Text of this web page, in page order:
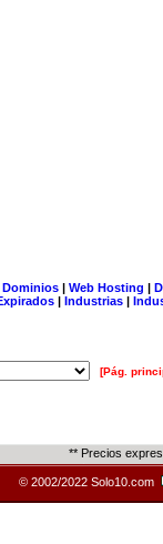
| Web Hosting |
| Industrias |
[Pág.
** Precios
© 2002/2022 Solo10.com